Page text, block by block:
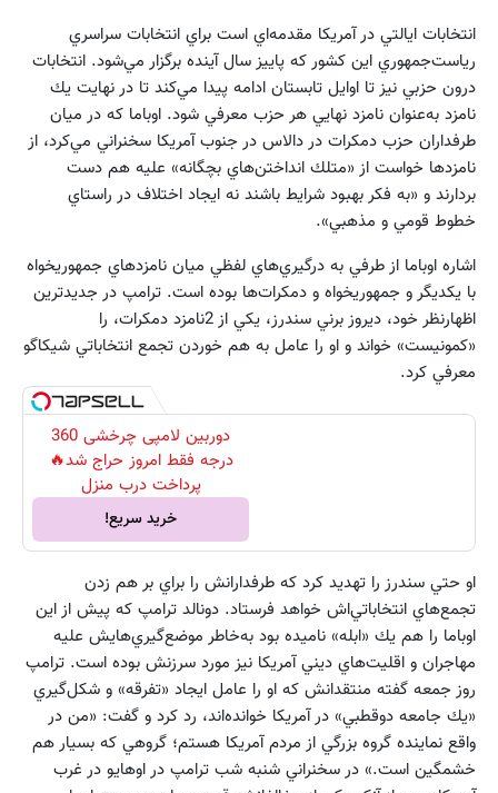
انتخابات ايالتي در آمريكا مقدمه‌اي است براي انتخابات سراسري
رياست‌جمهوري اين كشور كه پاييز سال آينده برگزار مي‌شود. انتخابات
درون حزبي نيز تا اوايل تابستان ادامه پيدا مي‌كند تا در نهايت يك
نامزد به‌عنوان نامزد نهايي هر حزب معرفي شود. اوباما كه در ميان
طرفداران حزب دمكرات در دالاس در جنوب آمريكا سخنراني مي‌كرد، از
نامزدها خواست از «متلك انداختن‌هاي بچگانه» عليه هم دست
بردارند و «به فكر بهبود شرايط باشند نه ايجاد اختلاف در راستاي
خطوط قومي و مذهبي».
اشاره اوباما از طرفي به درگيري‌هاي لفظي ميان نامزدهاي جمهوريخواه
با يكديگر و جمهوريخواه و دمكرات‌ها بوده است. ترامپ در جديدترين
اظهارنظر خود، ديروز برني سندرز، يكي از 2نامزد دمكرات، را
«كمونيست» خواند و او را عامل به هم خوردن تجمع انتخاباتي شيكاگو
معرفي كرد.
دوربین لامپی چرخشی 360
درجه فقط امروز حراج شد🔥
پرداخت درب منزل
خرید سریع!
او حتي سندرز را تهديد كرد كه طرفدارانش را براي بر هم زدن
تجمع‌هاي انتخاباتي‌اش خواهد فرستاد. دونالد ترامپ كه پيش از اين
اوباما را هم يك «ابله» ناميده بود به‌خاطر موضع‌گيري‌هايش عليه
مهاجران و اقليت‌هاي ديني آمريكا نيز مورد سرزنش بوده است. ترامپ
روز جمعه گفته منتقدانش كه او را عامل ايجاد «تفرقه» و شكل‌گيري
«يك جامعه دوقطبي» در آمريكا خوانده‌اند، رد كرد و گفت:‌ «من در
واقع نماينده گروه بزرگي از مردم آمريكا هستم؛ گروهي كه بسيار هم
خشمگين است.» در سخنراني شنبه شب ترامپ در اوهايو در غرب